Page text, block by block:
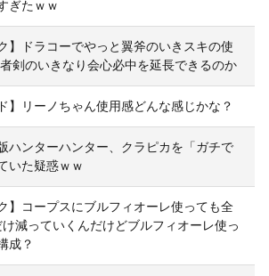
ぎたｗｗ
】ドラコーでやっと翼斧のいきスキの使
剣のいきなり会心必中を延長できるのか
】リーノちゃん使用感どんな感じかな？
ハンターハンター、クラピカを「ガチで
いた疑惑ｗｗ
】コープスにブルフィオーレ使っても全
減っていくんだけどブルフィオーレ使っ
成？